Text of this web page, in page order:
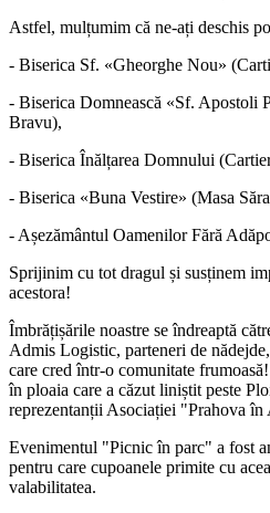
Astfel, mulțumim că ne-ați deschis
- Biserica Sf. «Gheorghe Nou»
- Biserica Domnească «Sf. Apostoli
Bravu),
- Biserica Înălțarea Domnului
- Biserica «Buna Vestire» (Masa
- Așezământul Oamenilor Fără
Sprijinim cu tot dragul și susținem
acestora!
Îmbrățișările noastre se îndreaptă
Admis Logistic, parteneri de
care cred într-o comunitate
în ploaia care a căzut liniștit peste
reprezentanții Asociației "Prahova în
Evenimentul "Picnic în parc" a fost
pentru care cupoanele primite cu
valabilitatea.